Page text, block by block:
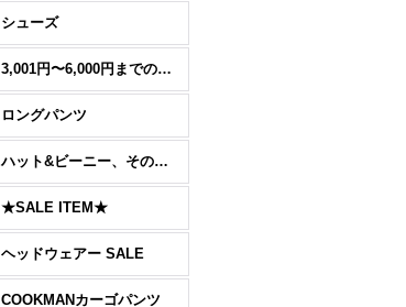
シューズ
3,001円〜6,000円までのアイテム
ロングパンツ
ハット&ビーニー、その他のCAP
★SALE ITEM★
ヘッドウェアー SALE
COOKMANカーゴパンツ